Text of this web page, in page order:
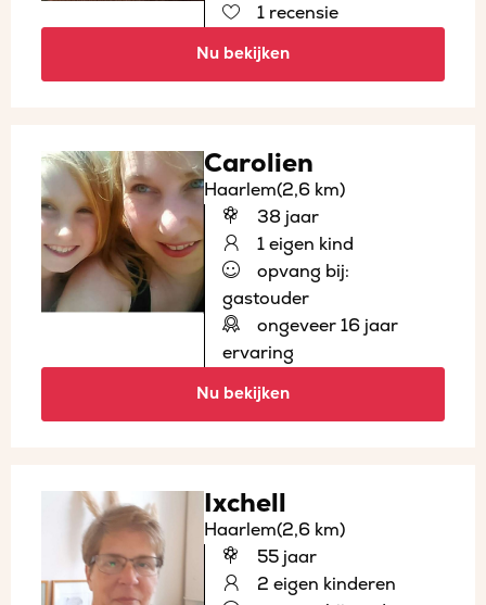
1 recensie
Nu bekijken
Carolien
Haarlem(2,6 km)
38 jaar
1 eigen kind
opvang bij:
gastouder
ongeveer 16 jaar
ervaring
Nu bekijken
Ixchell
Haarlem(2,6 km)
55 jaar
2 eigen kinderen